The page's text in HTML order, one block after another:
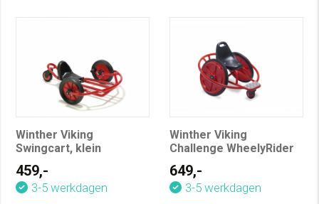
Winther Viking
Swingcart, klein
459,-
3-5 werkdagen
Winther Viking
Challenge WheelyRider
649,-
3-5 werkdagen